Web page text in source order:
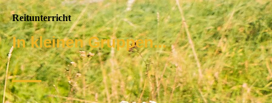
Reitunterricht
In kleinen Gruppen...
—